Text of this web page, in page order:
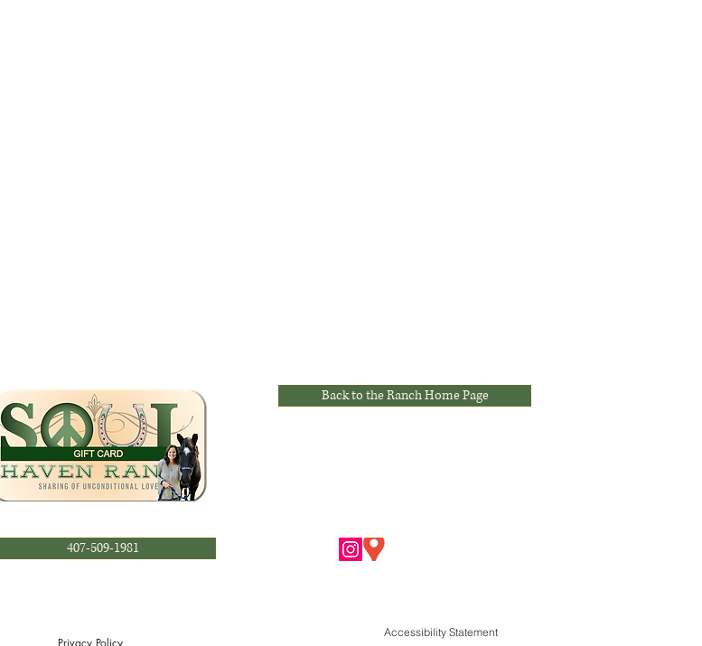
407-509-1981
Privacy Policy
Back to the Ranch Home Page
Accessibility Statement